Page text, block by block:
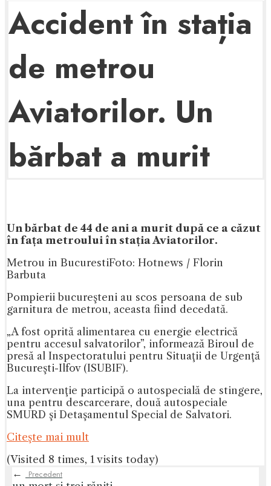
Accident în stația
de metrou
Aviatorilor. Un
bărbat a murit
​​Un bărbat de 44 de ani a murit după ce a căzut
în fața metroului în stația Aviatorilor.
Metrou in BucurestiFoto: Hotnews / Florin
Barbuta
Pompierii bucureşteni au scos persoana de sub
garnitura de metrou, aceasta fiind decedată.
„A fost oprită alimentarea cu energie electrică
pentru accesul salvatorilor”, informează Biroul de
presă al Inspectoratului pentru Situaţii de Urgenţă
Bucureşti-Ilfov (ISUBIF).
La intervenţie participă o autospecială de stingere,
una pentru descarcerare, două autospeciale
SMURD şi Detaşamentul Special de Salvatori.
Citeşte mai mult
(Visited 8 times, 1 visits today)
←
Precedent